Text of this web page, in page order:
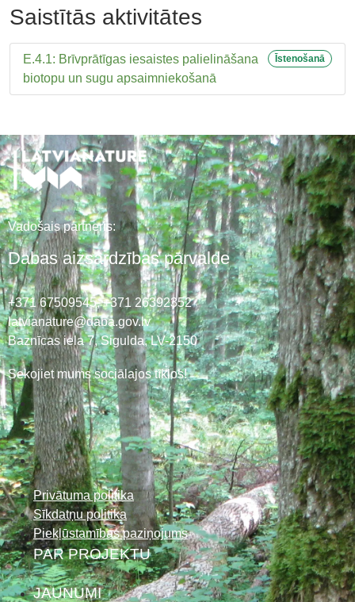
Saistītās aktivitātes
E.4.1: Brīvprātīgas iesaistes palielināšana
biotopu un sugu apsaimniekošanā
Īstenošanā
Vadošais partneris:
Dabas aizsardzības pārvalde
+371 67509545,+371 26392352
latvianature@daba.gov.lv
Baznīcas iela 7, Sigulda, LV-2150
Sekojiet mums sociālajos tīklos!
Privātuma politika
Sīkdatņu politika
Piekļūstamības paziņojums
PAR PROJEKTU
JAUNUMI